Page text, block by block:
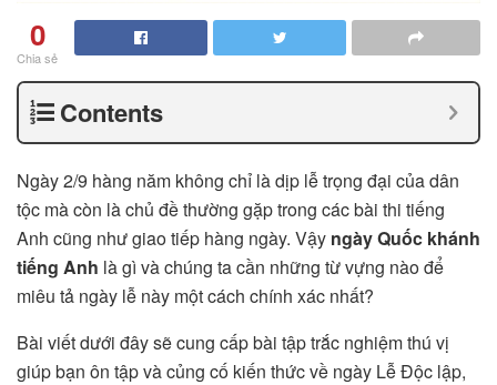
0
Chia sẻ
Contents
Ngày 2/9 hàng năm không chỉ là dịp lễ trọng đại của dân
tộc mà còn là chủ đề thường gặp trong các bài thi tiếng
Anh cũng như giao tiếp hàng ngày. Vậy ngày Quốc khánh
tiếng Anh là gì và chúng ta cần những từ vựng nào để
miêu tả ngày lễ này một cách chính xác nhất?
Bài viết dưới đây sẽ cung cấp bài tập trắc nghiệm thú vị
giúp bạn ôn tập và củng cố kiến thức về ngày Lễ Độc lập,